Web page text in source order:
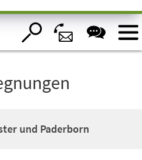
und Paderborn